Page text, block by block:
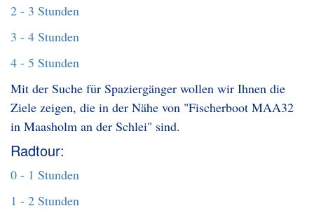
2 - 3 Stunden
3 - 4 Stunden
4 - 5 Stunden
Mit der Suche für Spaziergänger wollen wir Ihnen die
Ziele zeigen, die in der Nähe von "Fischerboot MAA32
in Maasholm an der Schlei" sind.
Radtour:
0 - 1 Stunden
1 - 2 Stunden